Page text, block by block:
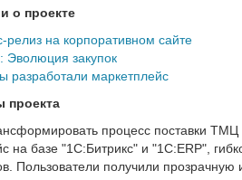
о проекте
релиз на корпоративном сайте
Эволюция закупок
разработали маркетплейс
проекта
процесс поставки
на базе "1С:Битрикс" и "1С:ERP",
Пользователи получили